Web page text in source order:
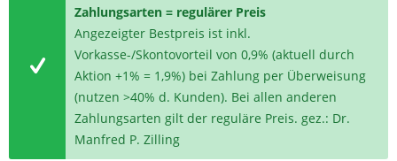
Zahlungsarten = regulärer Preis
Angezeigter Bestpreis ist inkl.
Vorkasse-/Skontovorteil von 0,9% (aktuell durch
Aktion +1% = 1,9%) bei Zahlung per Überweisung
(nutzen >40% d. Kunden). Bei allen anderen
Zahlungsarten gilt der reguläre Preis. gez.: Dr.
Manfred P. Zilling